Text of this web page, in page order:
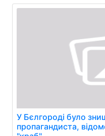
У Бєлгороді було
пропагандиста,